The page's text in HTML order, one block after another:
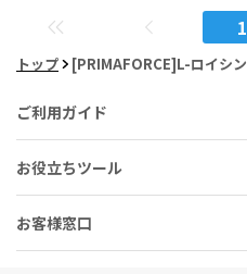
1
トップ [PRIMAFORCE]L-ロイシ
ご利用ガイド
お役立ちツール
お客様窓口